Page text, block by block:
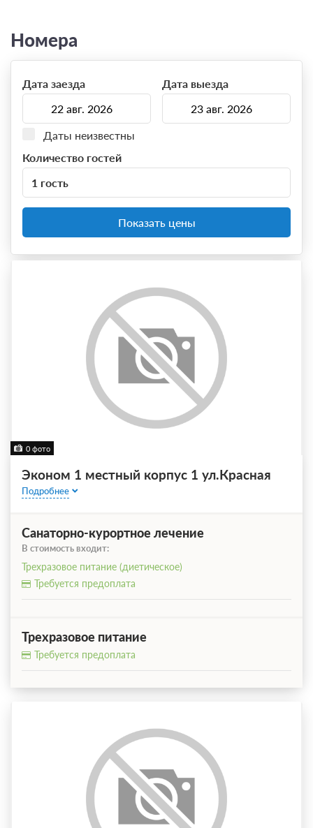
Номера
Дата заезда Дата выезда
Даты неизвестны
Количество гостей
1 гость
Показать цены
0 фото
Эконом 1 местный корпус 1 ул.Красная
Подробнее
Санаторно-курортное лечение
В стоимость входит:
Трехразовое питание (диетическое)
Требуется предоплата
Трехразовое питание
Требуется предоплата